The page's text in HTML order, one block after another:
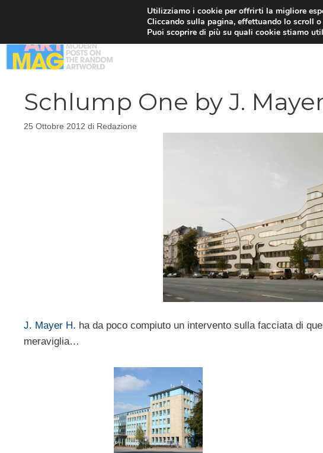
Schlump One by J.
25 Ottobre 2012 di Redazione
J. Mayer H. ha da poco compiuto un intervento sulla facciata di
meraviglia…
Utilizziamo i cookie per offrirti la migliore
Cliccando sulla pagina, effettuando lo scroll
Puoi scoprire di più su quali cookie stiamo